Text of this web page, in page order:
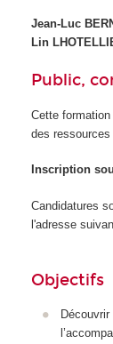
Jean-Luc
Lin
Public,
Cette
des
Inscription
Candidatures
l'adresse
Objectifs